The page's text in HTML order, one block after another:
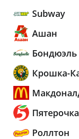
Subway
Ашан
Бондюэль
Крошка-
Пятерочка
Роллтон